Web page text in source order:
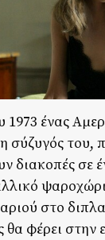
1973 ένας
σύζυγός του,
διακοπές σε
στο
θα φέρει στην